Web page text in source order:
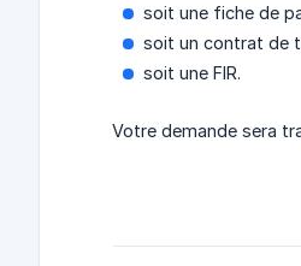
soit une fiche de
soit un contrat de
soit une FIR.
Votre demande sera